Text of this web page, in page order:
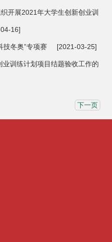
开展2021年大学生创新创业训
16]
技冬奥”专项赛 [2021-03-25]
训练计划项目结题验收工作的
下一页